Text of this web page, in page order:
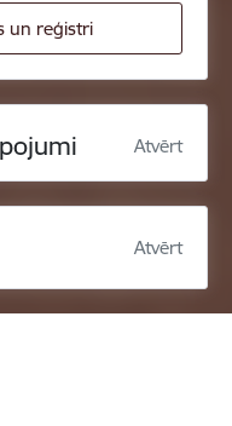
un reģistri
Atvērt
Atvērt